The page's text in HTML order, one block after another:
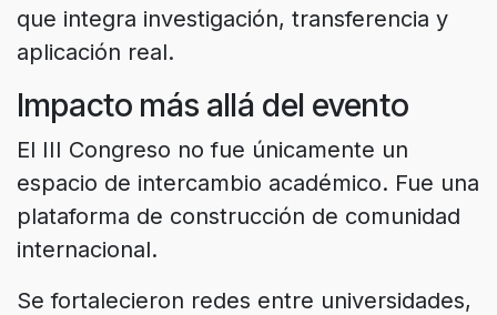
que integra investigación, transferencia y
aplicación real.
Impacto más allá del evento
El III Congreso no fue únicamente un
espacio de intercambio académico. Fue una
plataforma de construcción de comunidad
internacional.
Se fortalecieron redes entre universidades,